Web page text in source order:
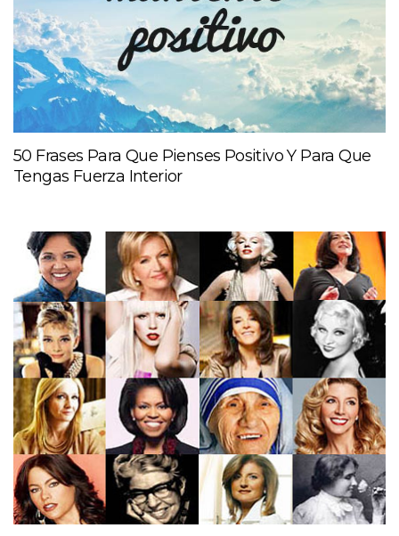
50 Frases Para Que Pienses Positivo Y Para Que
Tengas Fuerza Interior